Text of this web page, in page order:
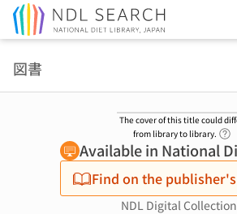
図書
The cover of this title could
from library to library.
Available in National
Find on the
NDL Digital